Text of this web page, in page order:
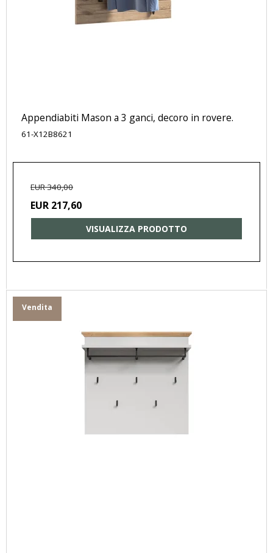
Appendiabiti Mason a 3 ganci, decoro in rovere.
61-X12B8621
EUR 340,00
EUR 217,60
VISUALIZZA PRODOTTO
Vendita